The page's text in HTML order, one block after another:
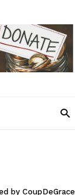
by CoupDeGrace